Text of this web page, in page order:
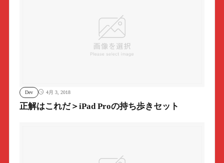
Dev 4月 3, 2018
正解はこれだ＞iPad Proの持ち歩きセット